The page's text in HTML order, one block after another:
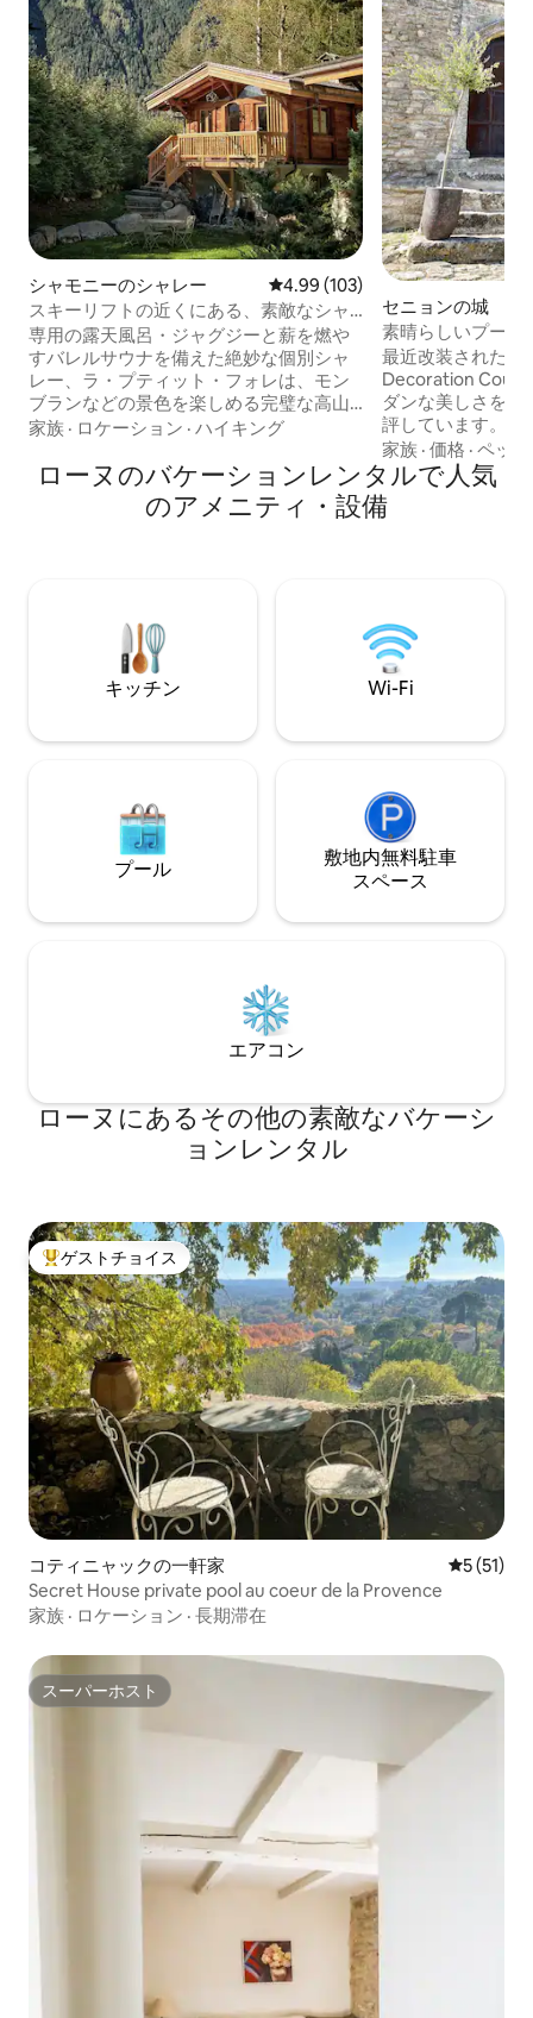
シャモニーのシャレー レビュー103件、5つ星中4.99つ
4.99 (103)
スキーリフトの近くにある、素敵なシャ
レー、露天風呂・ジャグジー、サウナ
専用の露天風呂・ジャグジーと薪を燃や
すバレルサウナを備えた絶妙な個別シャ
レー、ラ・プティット・フォレは、モン
ブランなどの景色を楽しめる完璧な高山
の隠れ家です。 バーベキューなどが楽し
ます。 冬でも夏でも、車の走らない道を
歩いたり、自転車で走ったりできます。
人里離れた場所にありながら、村
チン/ダイニングエリア、花崗岩のサーフ
ェスとモダンな家電を備えた新しい手作
りのキッチン。
家族 · ロケーション · ハイキング
セニョンの城
素晴らしいプール
人里離れた礼拝堂
最近改装されたこ
Decoration
ダンな美しさを持
評しています。フ
最も高い地点にあ
しています。 グ
ブン、360度の眺
ール、近くにコン
家族 ·価格 ·ペット
ローヌのバケーションレンタルで人気
のアメニティ・設備
キッチン Wi-Fi
プール
敷地内無料駐⁠車
ス⁠ペ⁠ー⁠ス
エアコン
ローヌにあるその他の素敵なバケーシ
ョンレンタル
大好評のゲストチョイスです。
ゲストチョイス
コティニャックの一軒家 レビュー
5 (51)
Secret House private pool au coeur de la Provence
家族 · ロケーション · 長期滞在
スーパーホスト
スーパーホスト